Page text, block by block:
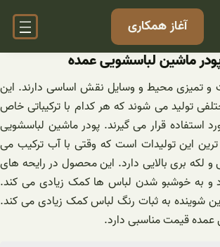
آغاز همکاری
ماشین لباسشویی عمده
و تمیزی محیط و وسایل نقش اساسی دارند. این
تولید می شوند که هر کدام با ترکیباتی خاص
استفاده قرار می گیرند. پودر ماشین لباسشویی
این تولیدات است که وقتی با آب ترکیب می
لکه بری بالایی دارد. این محصول در رایحه های
و به خوشبو شدن لباس ها کمک زیادی می کند.
شوینده به ثبات رنگ لباس کمک زیادی می کند.
عمده قیمت مناسبی دارد.